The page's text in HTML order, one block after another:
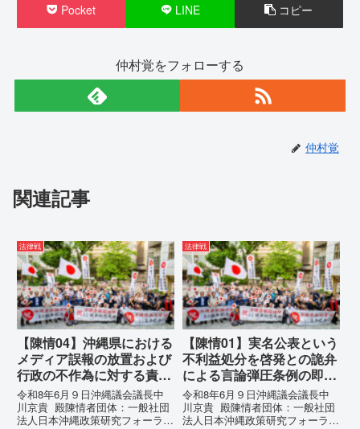
Pocket LINE コピー
仲村覚をフォローする
仲村覚
関連記事
法律戦
【陳情04】沖縄県における
メディア誤報の放置および
行政の不作為に対する責任
追及と再発防止策を求める
陳情
令和8年6月９日沖縄議会議長中
川京貴 殿陳情者団体：一般社団
法人日本沖縄政策研究フォーラム
法律戦
【陳情01】実名公表という
不利益処分を啓発との詭弁
による言論弾圧条例の即時
運用停止を求める陳情
令和8年6月９日沖縄議会議長中
川京貴 殿陳情者団体：一般社団
法人日本沖縄政策研究フォーラム